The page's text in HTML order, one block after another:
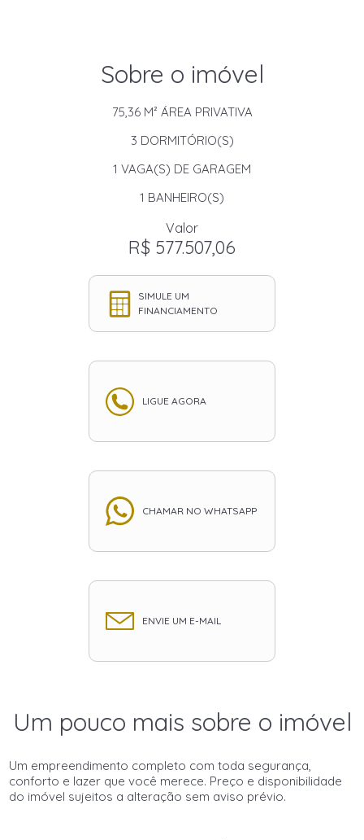
Sobre o imóvel
75,36 M² ÁREA PRIVATIVA
3 DORMITÓRIO(S)
1 VAGA(S) DE GARAGEM
1 BANHEIRO(S)
Valor
R$ 577.507,06
SIMULE UM
FINANCIAMENTO
LIGUE AGORA
CHAMAR NO WHATSAPP
ENVIE UM E-MAIL
Um pouco mais sobre o imóvel
Um empreendimento completo com toda segurança,
conforto e lazer que você merece. Preço e disponibilidade
do imóvel sujeitos a alteração sem aviso prévio.